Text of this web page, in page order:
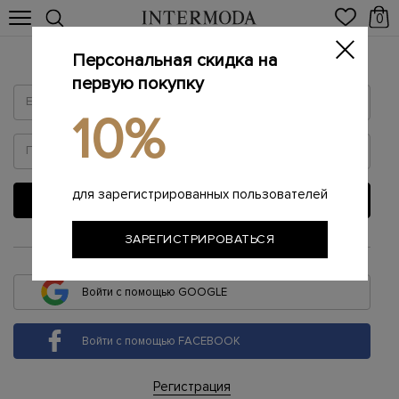
0
Войти
ВОЙТИ
или
Войти с помощью GOOGLE
Войти с помощью FACEBOOK
Регистрация
Персональная скидка на
первую покупку
10%
для зарегистрированных пользователей
ЗАРЕГИСТРИРОВАТЬСЯ